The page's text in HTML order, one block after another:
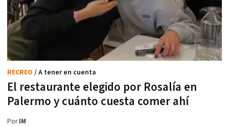
El restaurante elegido por Rosalía en
Palermo y cuánto cuesta comer ahí
RECREO / A tener en cuenta
PorIM